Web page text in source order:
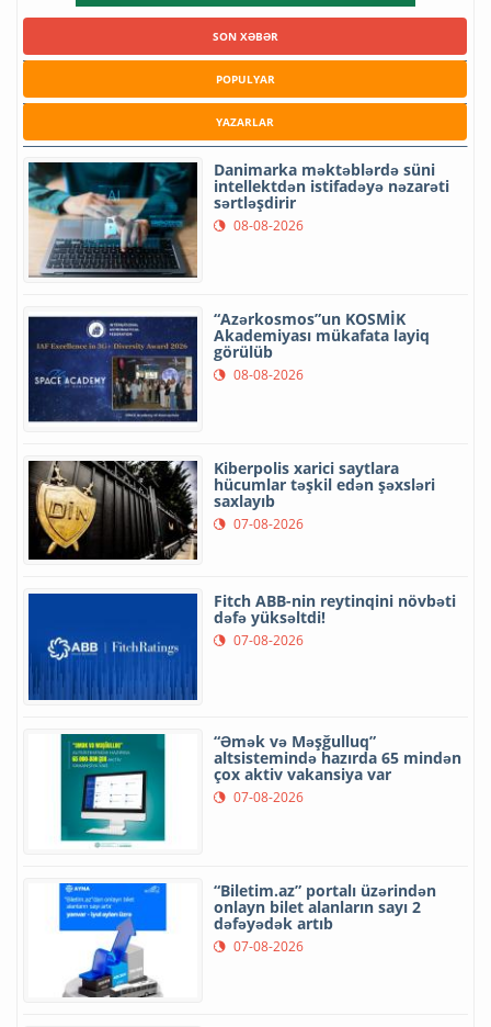
SON XƏBƏR
POPULYAR
YAZARLAR
Danimarka məktəblərdə süni
intellektdən istifadəyə nəzarəti
sərtləşdirir
08-08-2026
“Azərkosmos”un KOSMİK
Akademiyası mükafata layiq
görülüb
08-08-2026
Kiberpolis xarici saytlara
hücumlar təşkil edən şəxsləri
saxlayıb
07-08-2026
Fitch ABB-nin reytinqini növbəti
dəfə yüksəltdi!
07-08-2026
“Əmək və Məşğulluq”
altsistemində hazırda 65 mindən
çox aktiv vakansiya var
07-08-2026
“Biletim.az” portalı üzərindən
onlayn bilet alanların sayı 2
dəfəyədək artıb
07-08-2026